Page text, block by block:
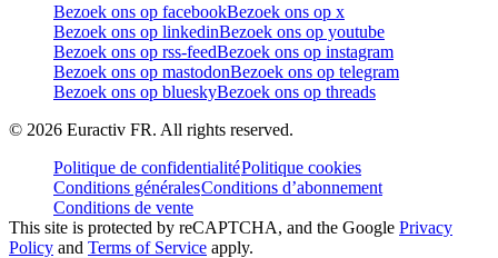
Bezoek ons op facebookBezoek ons op x
Bezoek ons op linkedinBezoek ons op youtube
Bezoek ons op rss-feedBezoek ons op instagram
Bezoek ons op mastodonBezoek ons op telegram
Bezoek ons op blueskyBezoek ons op threads
© 2026 Euractiv FR. All rights reserved.
Politique de confidentialitéPolitique cookies
Conditions généralesConditions d’abonnement
Conditions de vente
This site is protected by reCAPTCHA, and the Google Privacy
Policy and Terms of Service apply.